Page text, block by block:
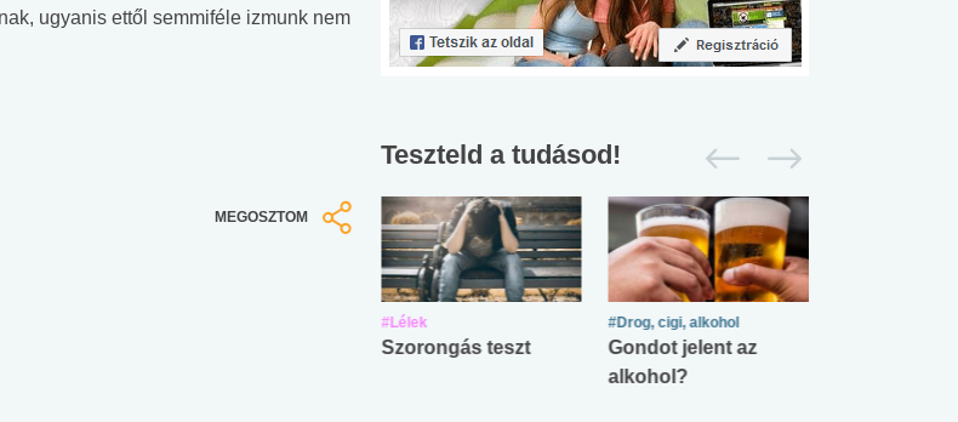
ugyanis ettől semmiféle izmunk nem
MEGOSZTOM
Teszteld a tudásod!
teszt -
#Lélek
Szorongás teszt
#Drog, cigi, alkohol
Gondot jelent az
alkohol?